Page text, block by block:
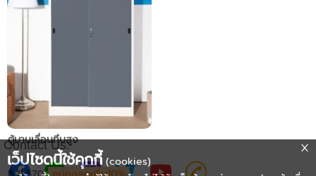
ตู้บานเลื่อนทึบสูง
Contact Us:
เว็ปไซดนี้ใช้คุกกี้ (cookies)